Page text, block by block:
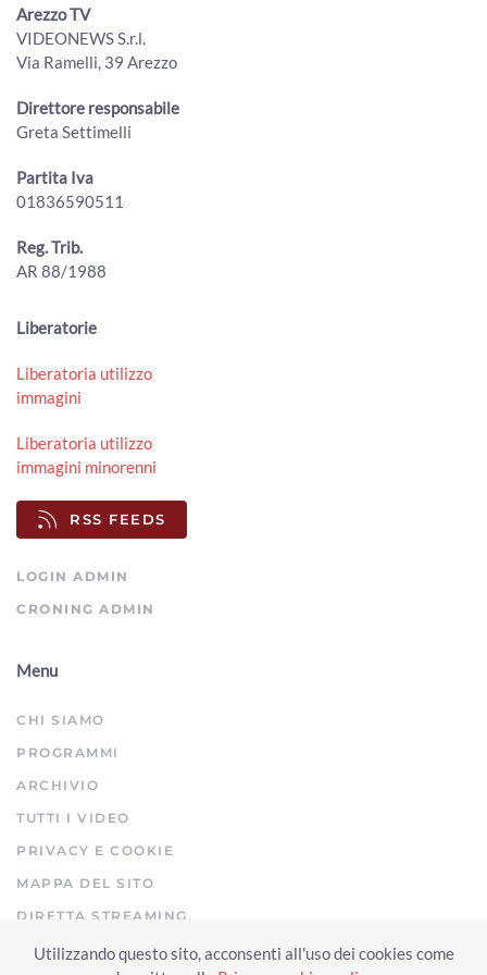
00:10:35 - Venerdì, 17 Ottobre 2025
ArezzoTV
Confindustria Toscana Sud, prima presidente donna. E'
Giordana Giordini
00:03:16 - Giovedì, 18 Settembre 2025
Oro, momento difficile. Boom di cassa integrazione
Sta per iniziare Oroarezzo, Vannetti: "pronti ad accogliere
ArezzoTV
rate", l'allarme della First Cisl
00:01:33 - Venerdì, 18 Aprile 2025
ArezzoTV
Arezzo TV
VIDEONEWS S.r.l.
Via Ramelli, 39 Arezzo
Direttore responsabile
Greta Settimelli
Partita Iva
01836590511
Reg. Trib.
AR 88/1988
Liberatorie
Liberatoria utilizzo
immagini
Liberatoria utilizzo
immagini minorenni
RSS FEEDS
LOGIN ADMIN
CRONING ADMIN
Menu
CHI SIAMO
PROGRAMMI
ARCHIVIO
TUTTI I VIDEO
PRIVACY E COOKIE
MAPPA DEL SITO
DIRETTA STREAMING
Utilizzando questo sito, acconsenti all'uso dei cookies come